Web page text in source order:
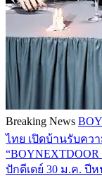
Breaking News
ไทย เปิดบ้านรับคว
ปักดีเดย์ 30 ม.ค. ปี